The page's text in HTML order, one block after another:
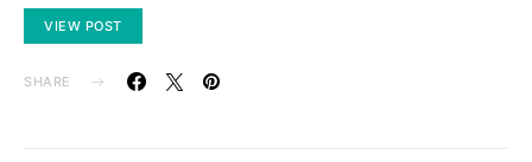
VIEW POST
SHARE